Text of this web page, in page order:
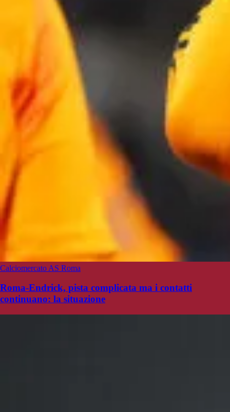
Calciomercato AS Roma
Roma-Endrick, pista complicata ma i contatti
continuano: la situazione